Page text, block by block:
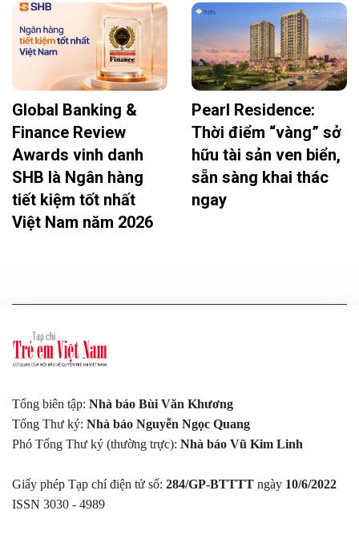
Global Banking &
Finance Review
Awards vinh danh
SHB là Ngân hàng
tiết kiệm tốt nhất
Việt Nam năm 2026
Pearl Residence:
Thời điểm “vàng” sở
hữu tài sản ven biển,
sẵn sàng khai thác
ngay
Tổng biên tập: Nhà báo Bùi Văn Khương
Tổng Thư ký: Nhà báo Nguyễn Ngọc Quang
Phó Tổng Thư ký (thường trực): Nhà báo Vũ Kim Linh
Giấy phép Tạp chí điện tử số: 284/GP-BTTTT ngày 10/6/2022
ISSN 3030 - 4989